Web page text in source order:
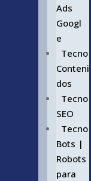
Ads
Googl
e
Tecno
Conteni
dos
Tecno
SEO
Tecno
Bots |
Robots
para